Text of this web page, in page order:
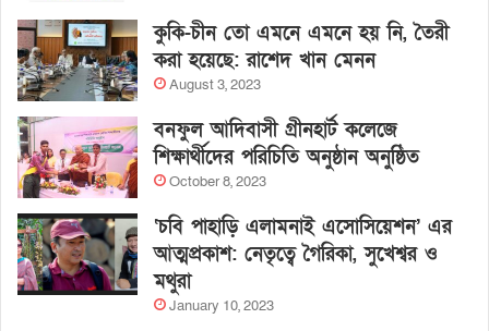
কুকি-চীন তো এমনে এমনে হয় নি, তৈরী
করা হয়েছে: রাশেদ খান মেনন
August 3, 2023
বনফুল আদিবাসী গ্রীনহার্ট কলেজে
শিক্ষার্থীদের পরিচিতি অনুষ্ঠান অনুষ্ঠিত
October 8, 2023
‘চবি পাহাড়ি এলামনাই এসোসিয়েশন’ এর
আত্মপ্রকাশ: নেতৃত্বে গৈরিকা, সুখেশ্বর ও
মথুরা
January 10, 2023